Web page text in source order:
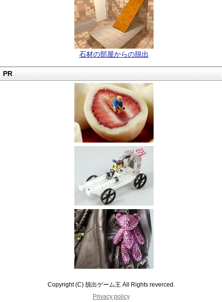
石材の部屋からの脱出
PR
Copyright (C) 脱出ゲーム王 All Rights reverced.
Privacy policy